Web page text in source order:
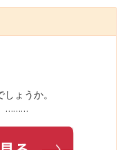
ょうか。
………